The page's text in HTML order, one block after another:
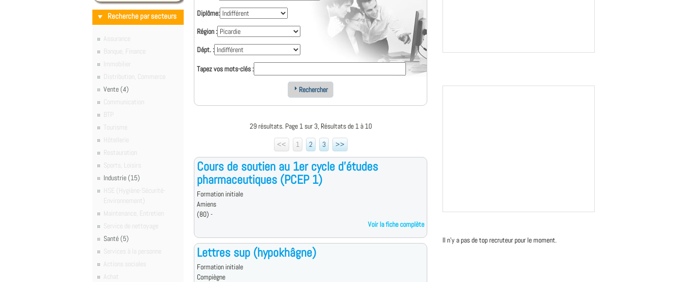
Recherche par secteurs
Assurance
Banque, Finance
Immobilier
Distribution, Commerce
Vente (4)
Communication
BTP
Tourisme
Hôtellerie
Restauration
Sports, Loisirs
Industrie (15)
HSE (Hygiène-Sécurité-
Environnement)
Maintenance, Entretien
Service de nettoyage
Santé (5)
Services à la personne
Actions sociales
Achat
Diplôme:
Région :
Dépt. :
Tapez vos mots-clés :
Rechercher
29 résultats. Page 1 sur 3, Résultats de 1 à 10
<<
1 2 3 >>
Cours de soutien au 1er cycle d'études
pharmaceutiques (PCEP 1)
Formation initiale
Amiens
(80) -
Voir la fiche complète
Lettres sup (hypokhâgne)
Formation initiale
Compiègne
Il n'y a pas de top recruteur pour le moment.